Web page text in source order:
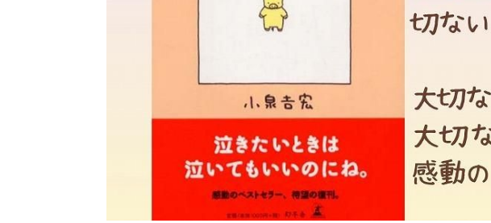
北海道で暮らす、あなたとつくる、
明日への”きっかけ”WEBマガジン
パートナーメディア Sitakkeパートナー
広告掲載 情報提供・お問い合わせ
プライバシーポリシー